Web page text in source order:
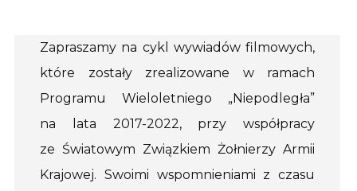
Zapraszamy na cykl wywiadów filmowych,
które zostały zrealizowane w ramach
Programu Wieloletniego „Niepodległa”
na lata 2017-2022, przy współpracy
ze Światowym Związkiem Żołnierzy Armii
Krajowej. Swoimi wspomnieniami z czasu